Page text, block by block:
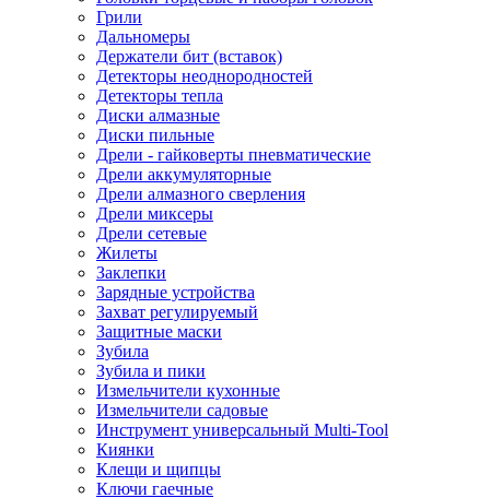
Грили
Дальномеры
Держатели бит (вставок)
Детекторы неоднородностей
Детекторы тепла
Диски алмазные
Диски пильные
Дрели - гайковерты пневматические
Дрели аккумуляторные
Дрели алмазного сверления
Дрели миксеры
Дрели сетевые
Жилеты
Заклепки
Зарядные устройства
Захват регулируемый
Защитные маски
Зубила
Зубила и пики
Измельчители кухонные
Измельчители садовые
Инструмент универсальный Multi-Tool
Киянки
Клещи и щипцы
Ключи гаечные